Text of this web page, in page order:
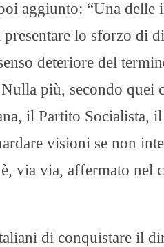
aggiunto: “Una delle
lo sforzo di
deteriore del
più, secondo quei
il Partito Socialista,
visioni se non
via via, affermato nel
di conquistare il